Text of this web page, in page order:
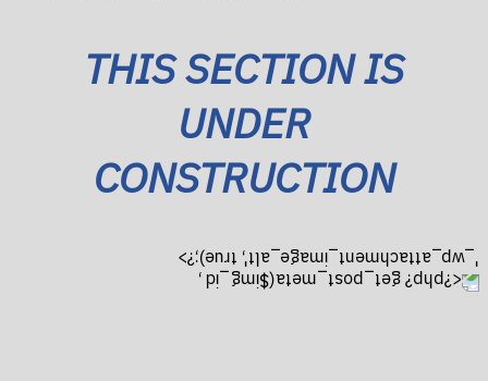
THIS SECTION IS
UNDER
CONSTRUCTION